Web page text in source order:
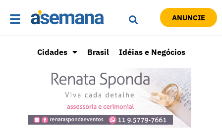
ANUNCIE
Cidades Brasil Idéias e Negócios